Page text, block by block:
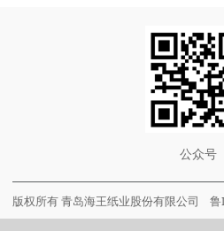
公众号
版权所有 青岛海王纸业股份有限公司 鲁